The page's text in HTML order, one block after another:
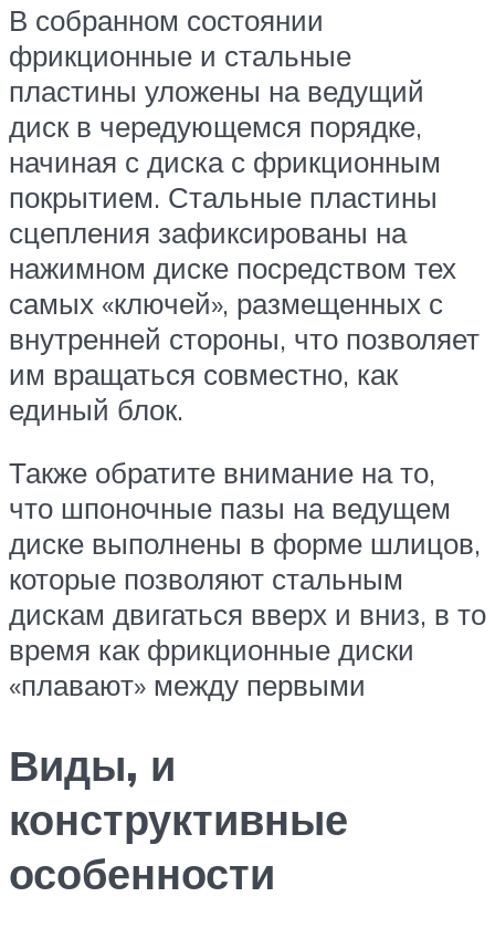
В собранном состоянии
фрикционные и стальные
пластины уложены на ведущий
диск в чередующемся порядке,
начиная с диска с фрикционным
покрытием. Стальные пластины
сцепления зафиксированы на
нажимном диске посредством тех
самых «ключей», размещенных с
внутренней стороны, что позволяет
им вращаться совместно, как
единый блок.
Также обратите внимание на то,
что шпоночные пазы на ведущем
диске выполнены в форме шлицов,
которые позволяют стальным
дискам двигаться вверх и вниз, в то
время как фрикционные диски
«плавают» между первыми
Виды, и
конструктивные
особенности